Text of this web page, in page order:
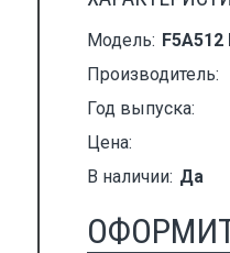
Модель: F5A512
Производитель:
Год выпуска:
Цена:
В наличии: Да